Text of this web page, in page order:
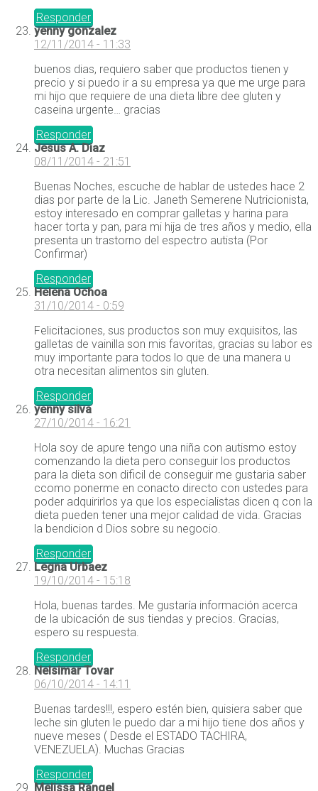
Responder
yenny gonzalez
12/11/2014 - 11:33
buenos dias, requiero saber que productos tienen y
precio y si puedo ir a su empresa ya que me urge para
mi hijo que requiere de una dieta libre dee gluten y
caseina urgente… gracias
Responder
Jesus A. Diaz
08/11/2014 - 21:51
Buenas Noches, escuche de hablar de ustedes hace 2
dias por parte de la Lic. Janeth Semerene Nutricionista,
estoy interesado en comprar galletas y harina para
hacer torta y pan, para mi hija de tres años y medio, ella
presenta un trastorno del espectro autista (Por
Confirmar)
Responder
Helena Ochoa
31/10/2014 - 0:59
Felicitaciones, sus productos son muy exquisitos, las
galletas de vainilla son mis favoritas, gracias su labor es
muy importante para todos lo que de una manera u
otra necesitan alimentos sin gluten.
Responder
yenny silva
27/10/2014 - 16:21
Hola soy de apure tengo una niña con autismo estoy
comenzando la dieta pero conseguir los productos
para la dieta son dificil de conseguir me gustaria saber
ccomo ponerme en conacto directo con ustedes para
poder adquirirlos ya que los especialistas dicen q con la
dieta pueden tener una mejor calidad de vida. Gracias
la bendicion d Dios sobre su negocio.
Responder
Legna Urbaez
19/10/2014 - 15:18
Hola, buenas tardes. Me gustaría información acerca
de la ubicación de sus tiendas y precios. Gracias,
espero su respuesta.
Responder
Nelsimar Tovar
06/10/2014 - 14:11
Buenas tardes!!!, espero estén bien, quisiera saber que
leche sin gluten le puedo dar a mi hijo tiene dos años y
nueve meses ( Desde el ESTADO TACHIRA,
VENEZUELA). Muchas Gracias
Responder
Melissa Rangel